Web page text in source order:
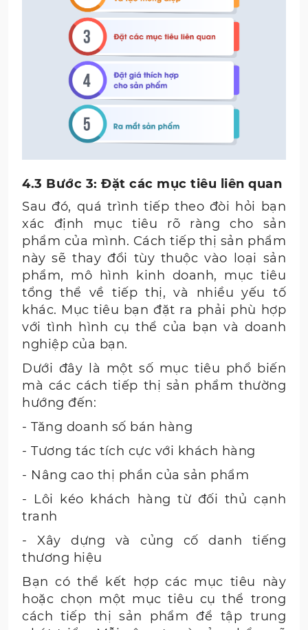
4.3 Bước 3: Đặt các mục tiêu liên quan
Sau đó, quá trình tiếp theo đòi hỏi bạn
xác định mục tiêu rõ ràng cho sản
phẩm của mình. Cách tiếp thị sản phẩm
này sẽ thay đổi tùy thuộc vào loại sản
phẩm, mô hình kinh doanh, mục tiêu
tổng thể về tiếp thị, và nhiều yếu tố
khác. Mục tiêu bạn đặt ra phải phù hợp
với tình hình cụ thể của bạn và doanh
nghiệp của bạn.
Dưới đây là một số mục tiêu phổ biến
mà các cách tiếp thị sản phẩm thường
hướng đến:
- Tăng doanh số bán hàng
- Tương tác tích cực với khách hàng
- Nâng cao thị phần của sản phẩm
- Lôi kéo khách hàng từ đối thủ cạnh
tranh
- Xây dựng và củng cố danh tiếng
thương hiệu
Bạn có thể kết hợp các mục tiêu này
hoặc chọn một mục tiêu cụ thể trong
cách tiếp thị sản phẩm để tập trung